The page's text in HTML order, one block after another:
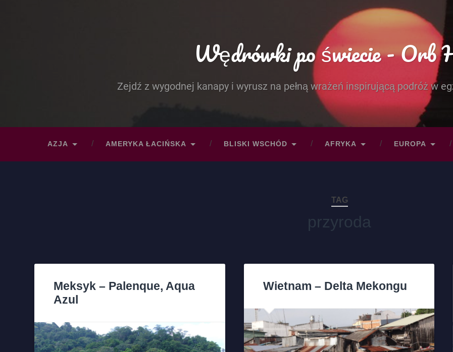
Wędrówki po świecie - Orb
Zejdź z wygodnej kanapy i wyrusz na pełną wrażeń inspirującą podróż w
AZJA AMERYKA ŁACIŃSKA BLISKI WSCHÓD AFRYKA EUROPA
TAG
przyroda
Meksyk – Palenque, Aqua
Azul
Wietnam – Delta Mekongu